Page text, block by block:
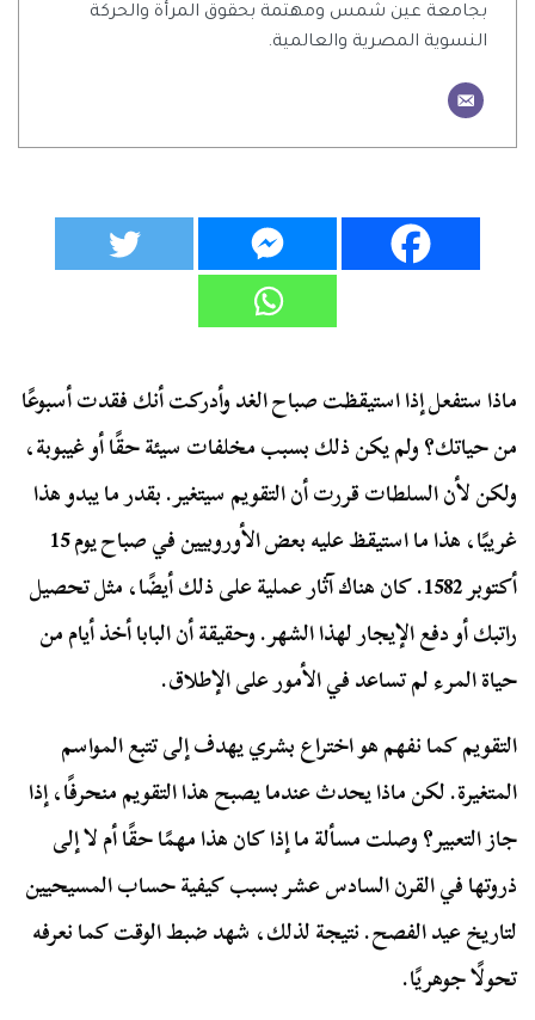
بجامعة عين شمس ومهتمة بحقوق المرأة والحركة
النسوية المصرية والعالمية.
ماذا ستفعل إذا استيقظت صباح الغد وأدركت أنك فقدت أسبوعًا
من حياتك؟ ولم يكن ذلك بسبب مخلفات سيئة حقًا أو غيبوبة،
ولكن لأن السلطات قررت أن التقويم سيتغير. بقدر ما يبدو هذا
غريبًا، هذا ما استيقظ عليه بعض الأوروبيين في صباح يوم 15
أكتوبر 1582. كان هناك آثار عملية على ذلك أيضًا، مثل تحصيل
راتبك أو دفع الإيجار لهذا الشهر. وحقيقة أن البابا أخذ أيام من
حياة المرء لم تساعد في الأمور على الإطلاق.
التقويم كما نفهم هو اختراع بشري يهدف إلى تتبع المواسم
المتغيرة. لكن ماذا يحدث عندما يصبح هذا التقويم منحرفًا، إذا
جاز التعبير؟ وصلت مسألة ما إذا كان هذا مهمًا حقًا أم لا إلى
ذروتها في القرن السادس عشر بسبب كيفية حساب المسيحيين
لتاريخ عيد الفصح. نتيجة لذلك، شهد ضبط الوقت كما نعرفه
تحولًا جوهريًا.